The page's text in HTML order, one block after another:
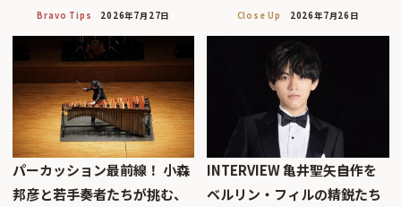
Bravo Tips 2026年7月27日 Close Up 2026年7月26日
パーカッション最前線！ 小森
邦彦と若手奏者たちが挑む、
INTERVIEW 亀井聖矢――自作を
ベルリン・フィルの精鋭たち